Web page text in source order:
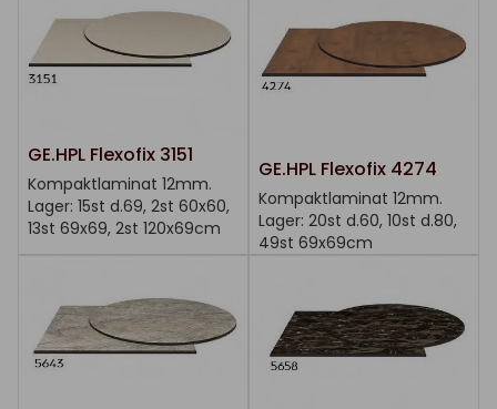
GE.HPL Flexofix 3151
Kompaktlaminat 12mm.
Lager: 15st d.69, 2st 60x60,
13st 69x69, 2st 120x69cm
GE.HPL Flexofix 4274
Kompaktlaminat 12mm.
Lager: 20st d.60, 10st d.80,
49st 69x69cm